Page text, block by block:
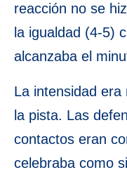
reacción no se
la igualdad (4-5)
alcanzaba el
La intensidad
la pista. Las
contactos eran
celebraba como